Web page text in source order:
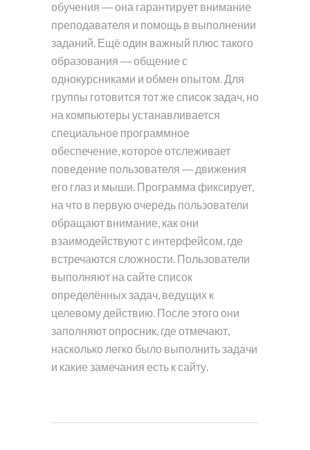
обучения ― она гарантирует внимание
преподавателя и помощь в выполнении
заданий. Ещё один важный плюс такого
образования ― общение с
однокурсниками и обмен опытом. Для
группы готовится тот же список задач, но
на компьютеры устанавливается
специальное программное
обеспечение, которое отслеживает
поведение пользователя ― движения
его глаз и мыши. Программа фиксирует,
на что в первую очередь пользователи
обращают внимание, как они
взаимодействуют с интерфейсом, где
встречаются сложности. Пользователи
выполняют на сайте список
определённых задач, ведущих к
целевому действию. После этого они
заполняют опросник, где отмечают,
насколько легко было выполнить задачи
и какие замечания есть к сайту.